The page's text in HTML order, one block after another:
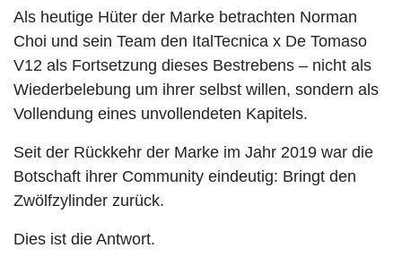
Als heutige Hüter der Marke betrachten Norman
Choi und sein Team den ItalTecnica x De Tomaso
V12 als Fortsetzung dieses Bestrebens – nicht als
Wiederbelebung um ihrer selbst willen, sondern als
Vollendung eines unvollendeten Kapitels.
Seit der Rückkehr der Marke im Jahr 2019 war die
Botschaft ihrer Community eindeutig: Bringt den
Zwölfzylinder zurück.
Dies ist die Antwort.